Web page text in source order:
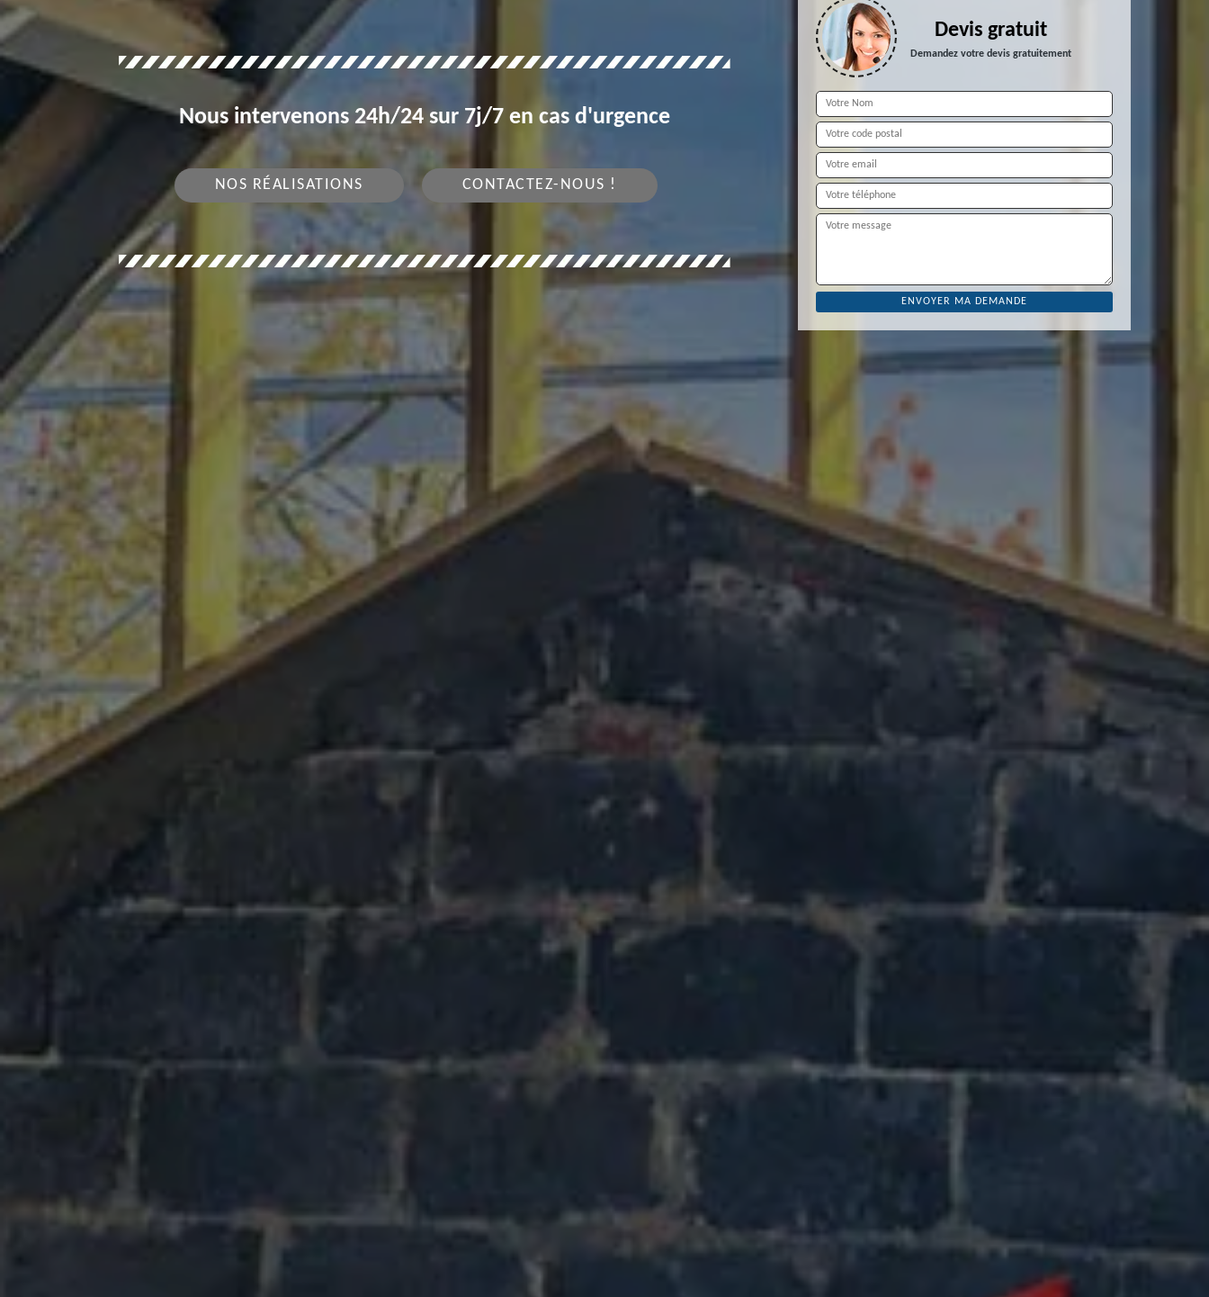
Nous intervenons 24h/24 sur 7j/7 en cas d'urgence
NOS RÉALISATIONS CONTACTEZ-NOUS !
Devis gratuit
Demandez votre devis gratuitement